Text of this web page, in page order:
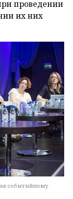
проведении
их них
событийному